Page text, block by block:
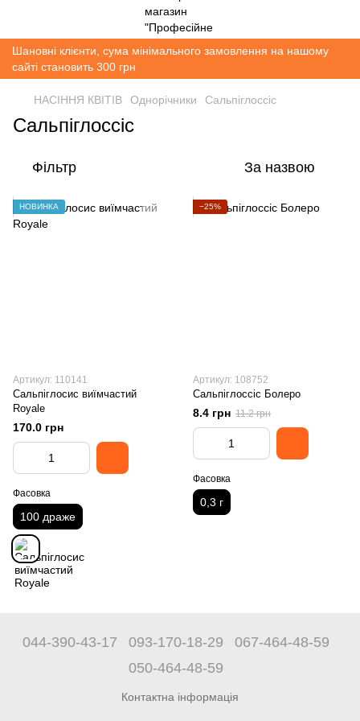
Шановні клієнти, сума мінімального замовлення на нашому
сайті становить 300 грн
НАСІННЯ КВІТІВ Однорічники Сальпіглоссіс
Сальпіглоссіс
Фільтр За назвою
НОВИНКА
Артикул: 110141
Сальпіглосис виїмчастий
Royale
170.0 грн
Фасовка
100 драже
−25%
Артикул: 108752
Сальпіглоссіс Болеро
8.4 грн 11.2 грн
Фасовка
0,3 г
044-390-43-17 093-170-18-29
067-464-48-59
050-464-48-59
Контактна інформація